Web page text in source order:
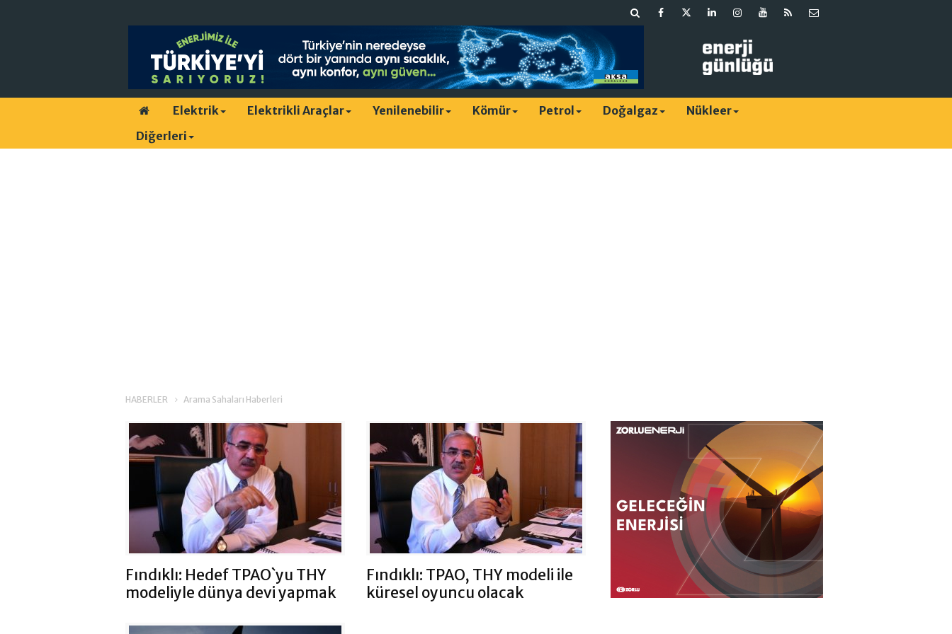
Elektrik Elektrikli Araçlar Yenilenebilir Kömür Petrol Doğalgaz
Nükleer
Diğerleri
HABERLER Arama Sahaları Haberleri
Fındıklı: Hedef TPAO`yu THY
modeliyle dünya devi yapmak
Fındıklı: TPAO, THY modeli ile
küresel oyuncu olacak